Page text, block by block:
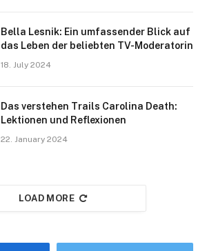
Bella Lesnik: Ein umfassender Blick auf
das Leben der beliebten TV-Moderatorin
18. July 2024
Das verstehen Trails Carolina Death:
Lektionen und Reflexionen
22. January 2024
LOAD MORE